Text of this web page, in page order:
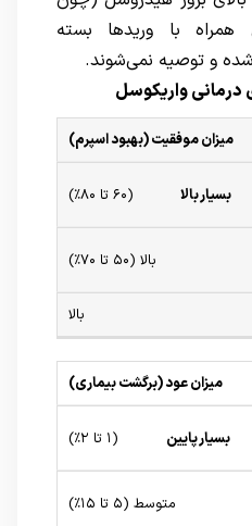
با وریدها بسته
و توصیه نمی‌شوند.
واریکوسل
آمبولیزاسیون
(بدون
جراحی)
لاپاراسکوپی
میزان موفقیت (بهبود اسپرم)
بسیار بالا (۶۰ تا ۸۰٪)
بالا (۵۰ تا ۷۰٪)
بالا
میزان عود (برگشت بیماری)
بسیار پایین (۱ تا ۲٪)
متوسط (۵ تا ۱۵٪)